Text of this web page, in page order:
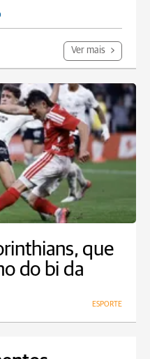
Ver mais
que
do bi da
ESPORTE